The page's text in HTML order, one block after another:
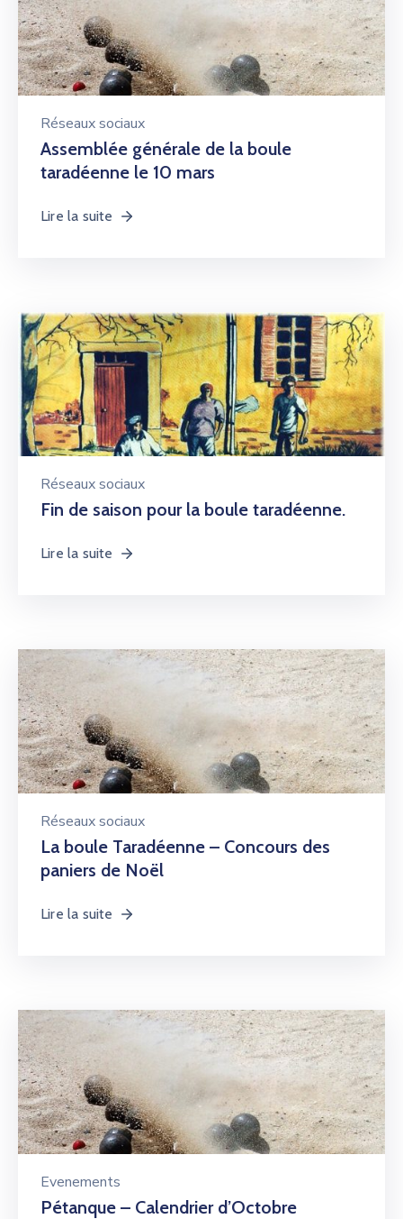
Réseaux sociaux
Assemblée générale de la boule
taradéenne le 10 mars
Lire la suite
Réseaux sociaux
Fin de saison pour la boule taradéenne.
Lire la suite
Réseaux sociaux
La boule Taradéenne – Concours des
paniers de Noël
Lire la suite
Evenements
Pétanque – Calendrier d’Octobre